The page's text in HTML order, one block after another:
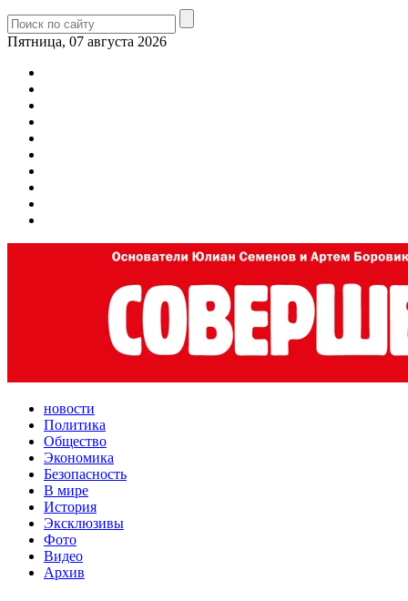
Пятница, 07 августа 2026
новости
Политика
Общество
Экономика
Безопасность
В мире
История
Эксклюзивы
Фото
Видео
Архив